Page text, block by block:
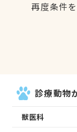
再度条件
診療動物
獣医科